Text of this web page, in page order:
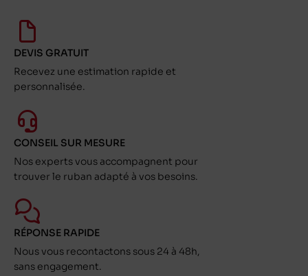
DEVIS GRATUIT
Recevez une estimation rapide et
personnalisée.
CONSEIL SUR MESURE
Nos experts vous accompagnent pour
trouver le ruban adapté à vos besoins.
RÉPONSE RAPIDE
Nous vous recontactons sous 24 à 48h,
sans engagement.